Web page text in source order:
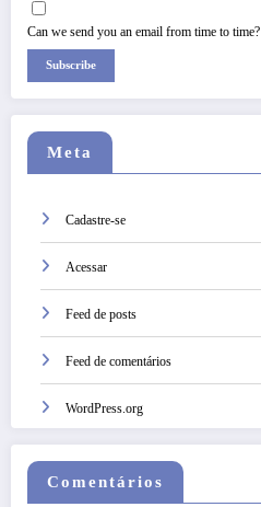
Can we send you an email from time to time?
Subscribe
Meta
Cadastre-se
Acessar
Feed de posts
Feed de comentários
WordPress.org
Comentários